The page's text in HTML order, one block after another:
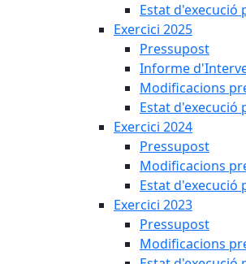
Estat d'execució
Exercici 2025
Pressupost
Informe
Modificacions
Estat d'execució
Exercici 2024
Pressupost
Modificacions
Estat d'execució
Exercici 2023
Pressupost
Modificacions